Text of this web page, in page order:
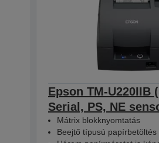
Epson TM-U220IIB
Serial, PS, NE
Mátrix blokknyomtatás
Beejtő típusú papírbetöltés